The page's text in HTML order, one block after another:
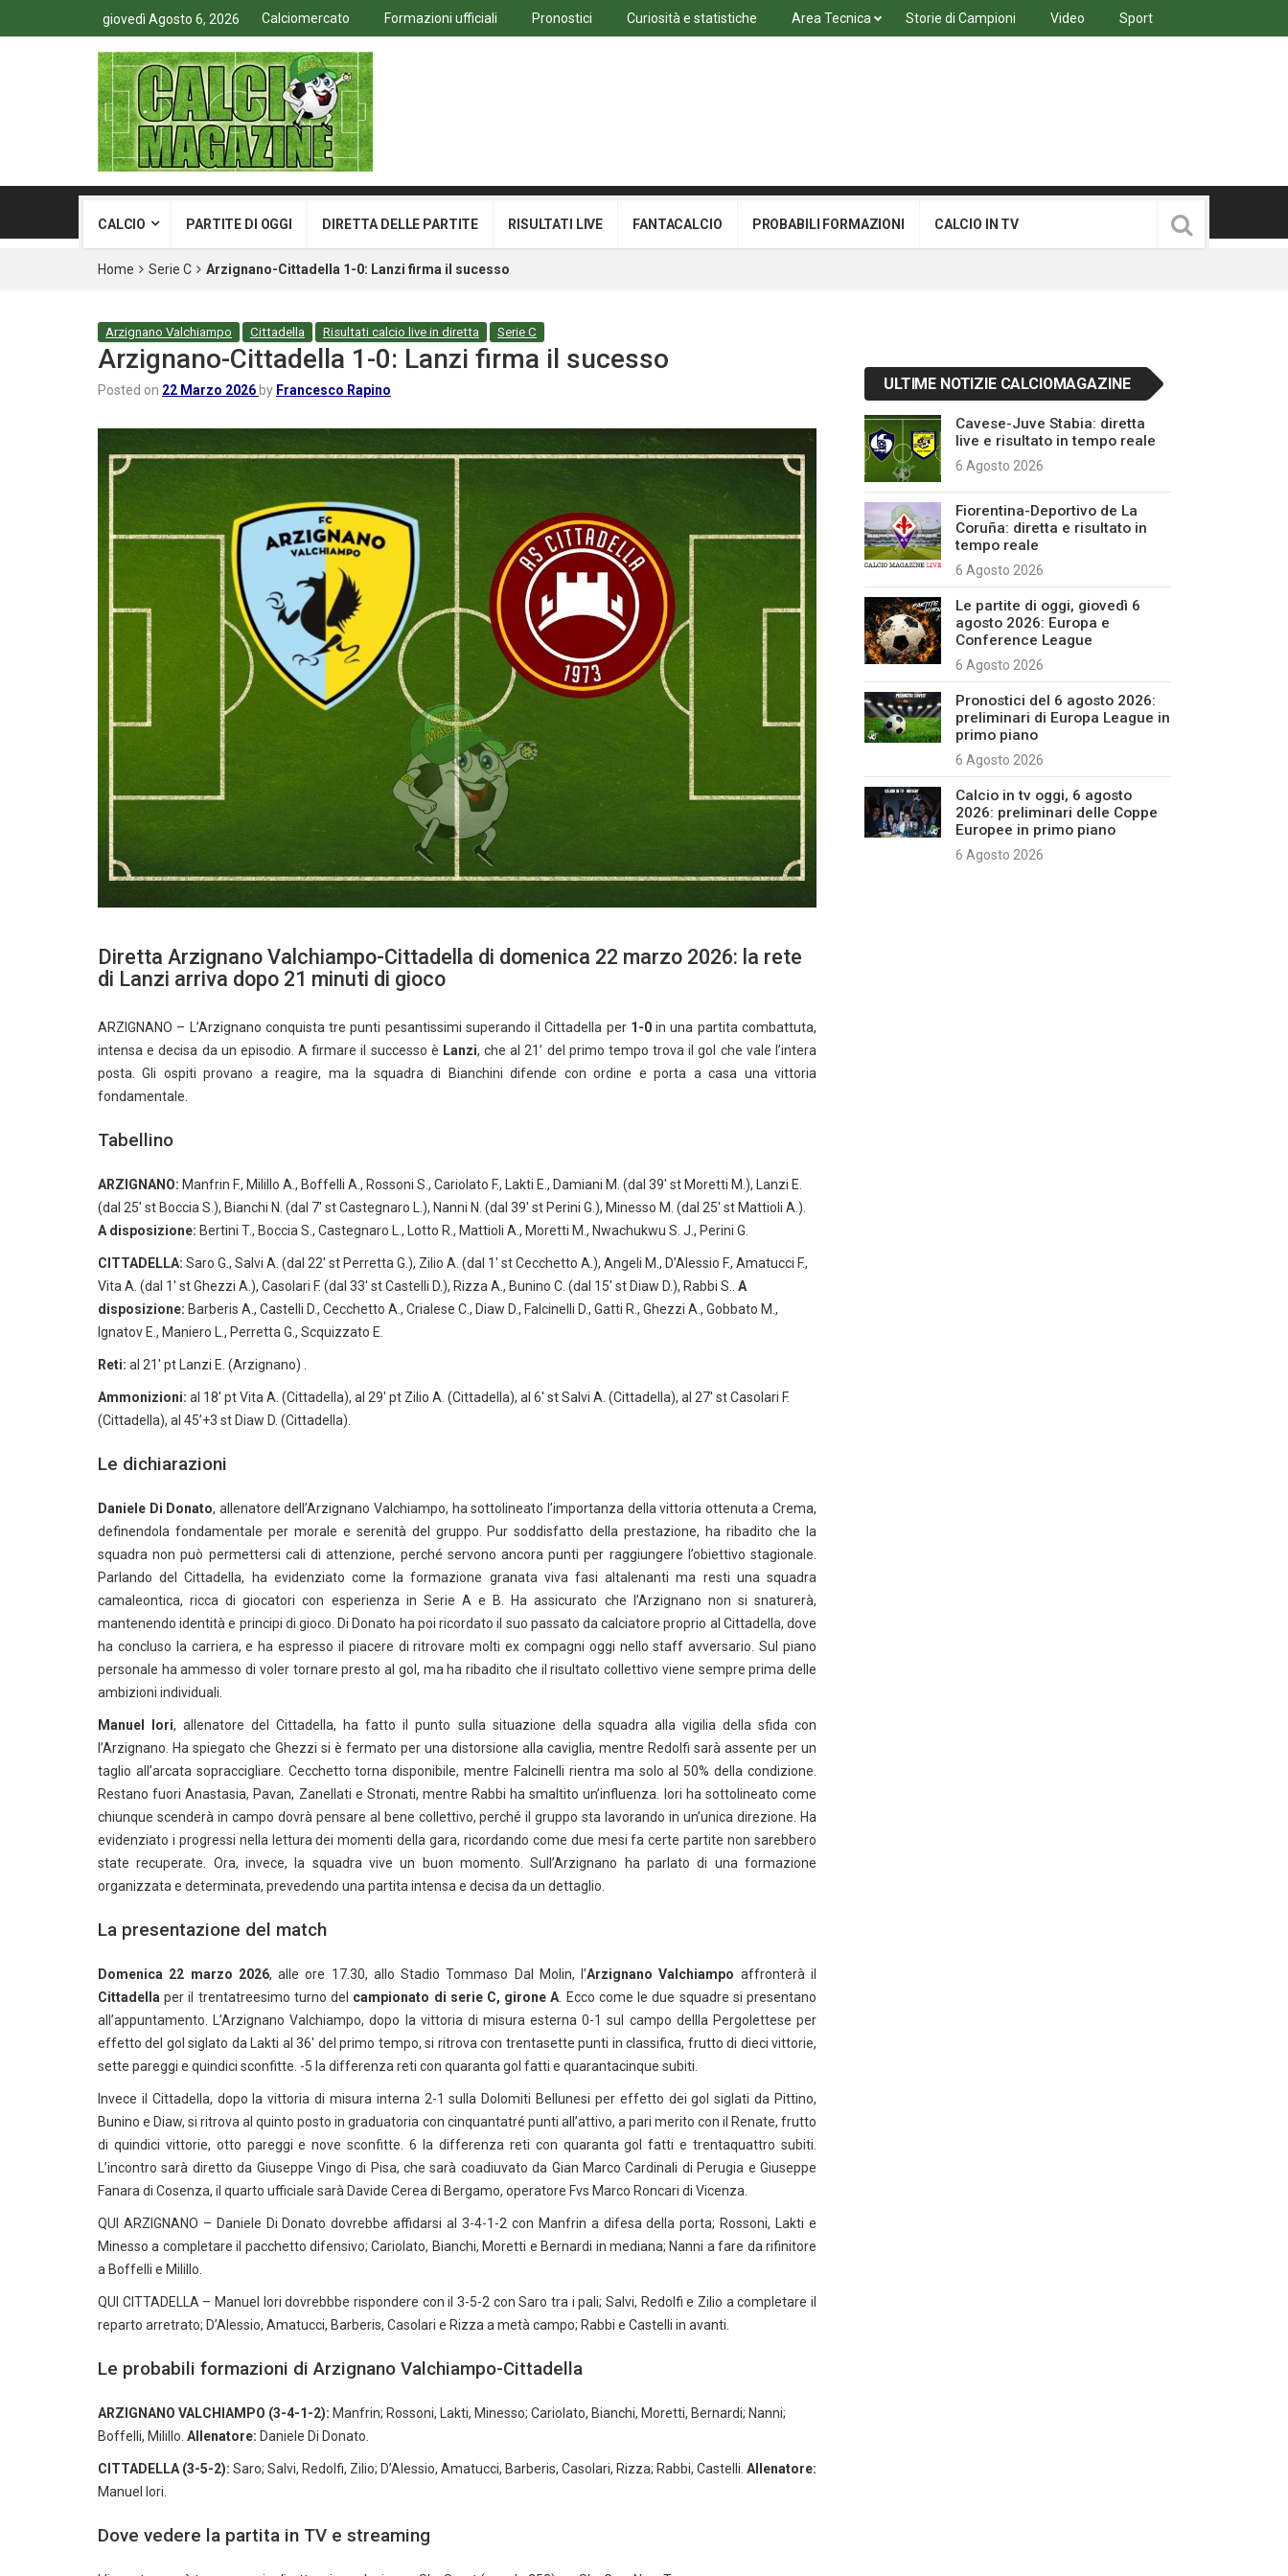
giovedì Agosto 6, 2026 Calciomercato Formazioni ufficiali Pronostici Curiosità e statistiche Area Tecnica Storie di Campioni Video Sport
CALCIO PARTITE DI OGGI DIRETTA DELLE PARTITE RISULTATI LIVE FANTACALCIO PROBABILI FORMAZIONI CALCIO IN TV
Home Serie C Arzignano-Cittadella 1-0: Lanzi firma il sucesso
Arzignano Valchiampo Cittadella Risultati calcio live in diretta Serie C
Arzignano-Cittadella 1-0: Lanzi firma il sucesso
Posted on 22 Marzo 2026 by Francesco Rapino
Diretta Arzignano Valchiampo-Cittadella di domenica 22 marzo 2026: la rete
di Lanzi arriva dopo 21 minuti di gioco
ARZIGNANO – L’Arzignano conquista tre punti pesantissimi superando il Cittadella per 1-0in una partita combattuta,
intensa e decisa da un episodio. A firmare il successo è Lanzi, che al 21’ del primo tempo trova il gol che vale l’intera
posta. Gli ospiti provano a reagire, ma la squadra di Bianchini difende con ordine e porta a casa una vittoria
fondamentale.
Tabellino
ARZIGNANO: Manfrin F., Milillo A., Boffelli A., Rossoni S., Cariolato F., Lakti E., Damiani M. (dal 39′ st Moretti M.), Lanzi E.
(dal 25′ st Boccia S.), Bianchi N. (dal 7′ st Castegnaro L.), Nanni N. (dal 39′ st Perini G.), Minesso M. (dal 25′ st Mattioli A.).
A disposizione: Bertini T., Boccia S., Castegnaro L., Lotto R., Mattioli A., Moretti M., Nwachukwu S. J., Perini G.
CITTADELLA: Saro G., Salvi A. (dal 22′ st Perretta G.), Zilio A. (dal 1′ st Cecchetto A.), Angeli M., D’Alessio F., Amatucci F.,
Vita A. (dal 1′ st Ghezzi A.), Casolari F. (dal 33′ st Castelli D.), Rizza A., Bunino C. (dal 15′ st Diaw D.), Rabbi S.. A
disposizione: Barberis A., Castelli D., Cecchetto A., Crialese C., Diaw D., Falcinelli D., Gatti R., Ghezzi A., Gobbato M.,
Ignatov E., Maniero L., Perretta G., Scquizzato E.
Reti: al 21′ pt Lanzi E. (Arzignano) .
Ammonizioni: al 18′ pt Vita A. (Cittadella), al 29′ pt Zilio A. (Cittadella), al 6′ st Salvi A. (Cittadella), al 27′ st Casolari F.
(Cittadella), al 45’+3 st Diaw D. (Cittadella).
Le dichiarazioni
Daniele Di Donato, allenatore dell’Arzignano Valchiampo, ha sottolineato l’importanza della vittoria ottenuta a Crema,
definendola fondamentale per morale e serenità del gruppo. Pur soddisfatto della prestazione, ha ribadito che la
squadra non può permettersi cali di attenzione, perché servono ancora punti per raggiungere l’obiettivo stagionale.
Parlando del Cittadella, ha evidenziato come la formazione granata viva fasi altalenanti ma resti una squadra
camaleontica, ricca di giocatori con esperienza in Serie A e B. Ha assicurato che l’Arzignano non si snaturerà,
mantenendo identità e principi di gioco. Di Donato ha poi ricordato il suo passato da calciatore proprio al Cittadella, dove
ha concluso la carriera, e ha espresso il piacere di ritrovare molti ex compagni oggi nello staff avversario. Sul piano
personale ha ammesso di voler tornare presto al gol, ma ha ribadito che il risultato collettivo viene sempre prima delle
ambizioni individuali.
Manuel Iori, allenatore del Cittadella, ha fatto il punto sulla situazione della squadra alla vigilia della sfida con
l’Arzignano. Ha spiegato che Ghezzi si è fermato per una distorsione alla caviglia, mentre Redolfi sarà assente per un
taglio all’arcata sopraccigliare. Cecchetto torna disponibile, mentre Falcinelli rientra ma solo al 50% della condizione.
Restano fuori Anastasia, Pavan, Zanellati e Stronati, mentre Rabbi ha smaltito un’influenza. Iori ha sottolineato come
chiunque scenderà in campo dovrà pensare al bene collettivo, perché il gruppo sta lavorando in un’unica direzione. Ha
evidenziato i progressi nella lettura dei momenti della gara, ricordando come due mesi fa certe partite non sarebbero
state recuperate. Ora, invece, la squadra vive un buon momento. Sull’Arzignano ha parlato di una formazione
organizzata e determinata, prevedendo una partita intensa e decisa da un dettaglio.
La presentazione del match
Domenica 22 marzo 2026, alle ore 17.30, allo Stadio Tommaso Dal Molin, l’Arzignano Valchiampo affronterà il
Cittadella per il trentatreesimo turno del campionato di serie C, girone A . Ecco come le due squadre si presentano
all’appuntamento. L’Arzignano Valchiampo, dopo la vittoria di misura esterna 0-1 sul campo dellla Pergolettese per
effetto del gol siglato da Lakti al 36′ del primo tempo, si ritrova con trentasette punti in classifica, frutto di dieci vittorie,
sette pareggi e quindici sconfitte. -5 la differenza reti con quaranta gol fatti e quarantacinque subiti.
Invece il Cittadella, dopo la vittoria di misura interna 2-1 sulla Dolomiti Bellunesi per effetto dei gol siglati da Pittino,
Bunino e Diaw, si ritrova al quinto posto in graduatoria con cinquantatré punti all’attivo, a pari merito con il Renate, frutto
di quindici vittorie, otto pareggi e nove sconfitte. 6 la differenza reti con quaranta gol fatti e trentaquattro subiti.
L’incontro sarà diretto da Giuseppe Vingo di Pisa, che sarà coadiuvato da Gian Marco Cardinali di Perugia e Giuseppe
Fanara di Cosenza, il quarto ufficiale sarà Davide Cerea di Bergamo, operatore Fvs Marco Roncari di Vicenza.
QUI ARZIGNANO – Daniele Di Donato dovrebbe affidarsi al 3-4-1-2 con Manfrin a difesa della porta; Rossoni, Lakti e
Minesso a completare il pacchetto difensivo; Cariolato, Bianchi, Moretti e Bernardi in mediana; Nanni a fare da rifinitore
a Boffelli e Milillo.
QUI CITTADELLA – Manuel Iori dovrebbbe rispondere con il 3-5-2 con Saro tra i pali; Salvi, Redolfi e Zilio a completare il
reparto arretrato; D’Alessio, Amatucci, Barberis, Casolari e Rizza a metà campo; Rabbi e Castelli in avanti.
Le probabili formazioni di Arzignano Valchiampo-Cittadella
ARZIGNANO VALCHIAMPO (3-4-1-2): Manfrin; Rossoni, Lakti, Minesso; Cariolato, Bianchi, Moretti, Bernardi; Nanni;
Boffelli, Milillo. Allenatore: Daniele Di Donato.
CITTADELLA (3-5-2): Saro; Salvi, Redolfi, Zilio; D’Alessio, Amatucci, Barberis, Casolari, Rizza; Rabbi, Castelli. Allenatore:
Manuel Iori.
Dove vedere la partita in TV e streaming
ULTIME NOTIZIE CALCIOMAGAZINE
Cavese-Juve Stabia: diretta
live e risultato in tempo reale
6 Agosto 2026
Fiorentina-Deportivo de La
Coruña: diretta e risultato in
tempo reale
6 Agosto 2026
Le partite di oggi, giovedì 6
agosto 2026: Europa e
Conference League
6 Agosto 2026
Pronostici del 6 agosto 2026:
preliminari di Europa League in
primo piano
6 Agosto 2026
Calcio in tv oggi, 6 agosto
2026: preliminari delle Coppe
Europee in primo piano
6 Agosto 2026